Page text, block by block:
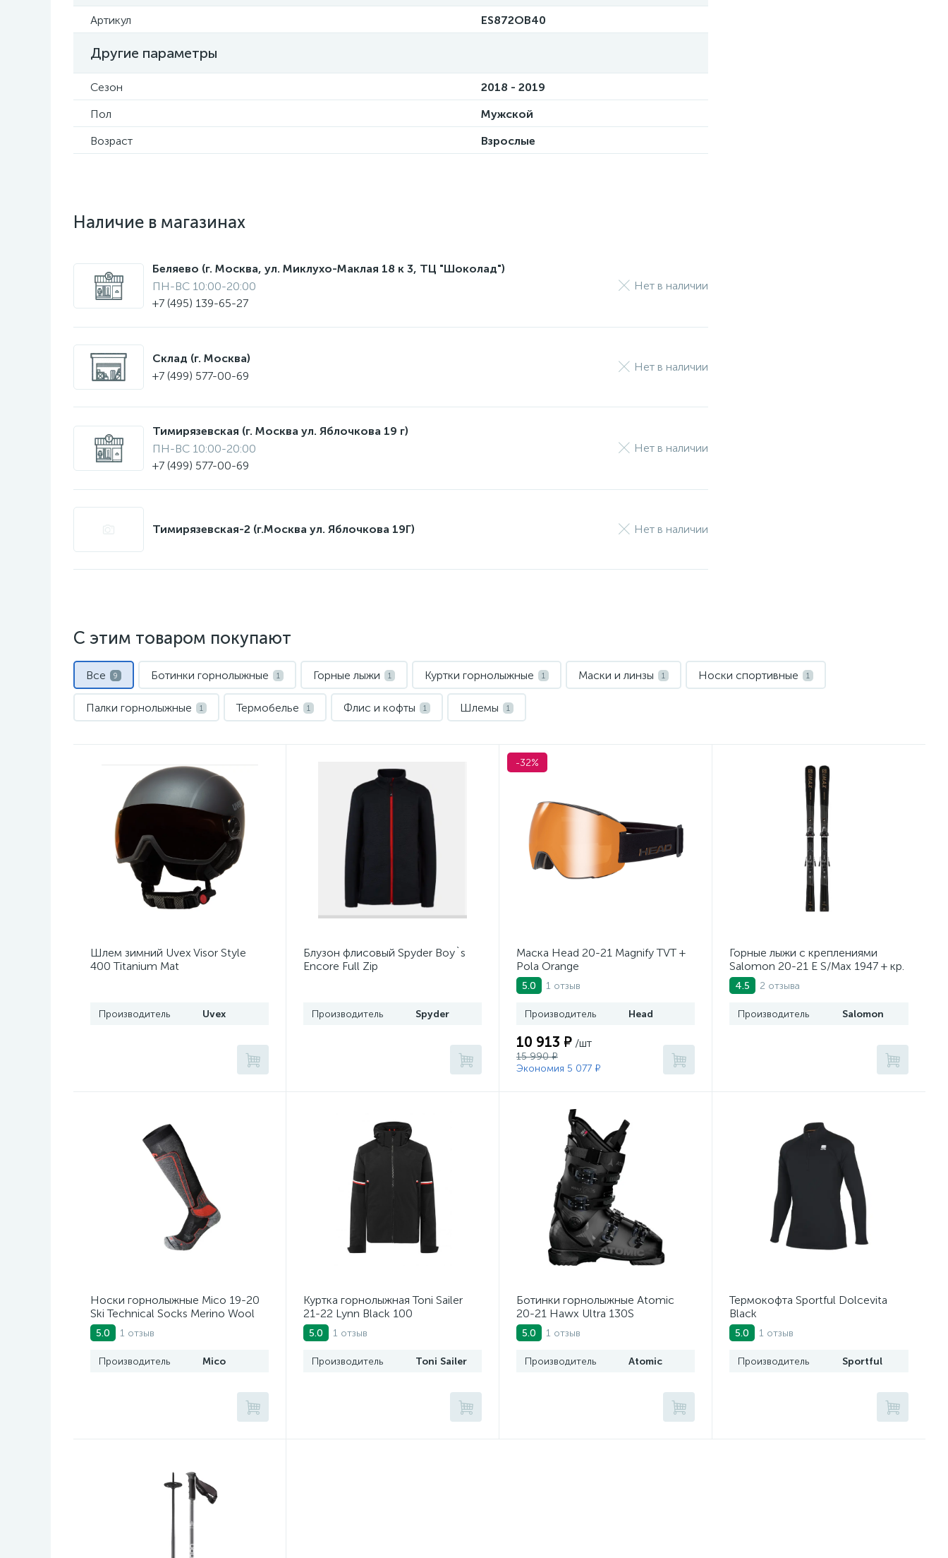
Артикул ES872OB40
Другие параметры
Сезон
2018 - 2019
Пол
Мужской
Возраст
Взрослые
Наличие в магазинах
Беляево (г. Москва, ул. Миклухо-Маклая 18 к 3, ТЦ "Шоколад")
ПН-ВС 10:00-20:00
+7 (495) 139-65-27
Нет в наличии
Склад (г. Москва)
+7 (499) 577-00-69
Нет в наличии
Тимирязевская (г. Москва ул. Яблочкова 19 г)
ПН-ВС 10:00-20:00
+7 (499) 577-00-69
Нет в наличии
Тимирязевская-2 (г.Москва ул. Яблочкова 19Г) Нет в наличии
С этим товаром покупают
Все 9 Ботинки горнолыжные 1 Горные лыжи 1 Куртки горнолыжные 1 Маски и линзы 1 Носки спортивные 1
Палки горнолыжные 1 Термобелье 1 Флис и кофты 1 Шлемы 1
Шлем зимний Uvex Visor Style
400 Titanium Mat
Производитель Uvex
Блузон флисовый Spyder Boy`s
Encore Full Zip
Производитель Spyder
-32%
Маска Head 20-21 Magnify TVT +
Pola Orange
5.0 1 отзыв
Производитель Head
10 913 ₽ /шт
15 990 ₽
Экономия 5 077 ₽
Горные лыжи с креплениями
Salomon 20-21 E S/Max 1947 + кр.
Z12 GW F80(405502010)
4.5 2 отзыва
Производитель Salomon
Носки горнолыжные Mico 19-20
Ski Technical Socks Merino Wool
Nero
5.0 1 отзыв
Производитель Mico
Куртка горнолыжная Toni Sailer
21-22 Lynn Black 100
5.0 1 отзыв
Производитель Toni Sailer
Ботинки горнолыжные Atomic
20-21 Hawx Ultra 130S
Black/Gunmetal
5.0 1 отзыв
Производитель Atomic
Термокофта Sportful Dolcevita
Black
5.0 1 отзыв
Производитель Sportful